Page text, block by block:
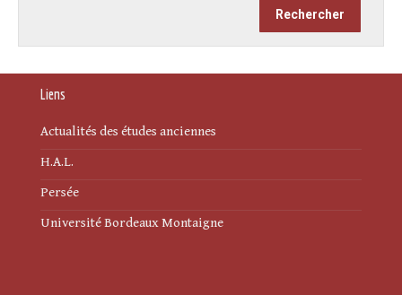
Liens
Actualités des études anciennes
H.A.L.
Persée
Université Bordeaux Montaigne